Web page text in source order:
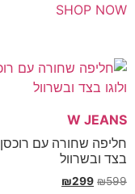
SALE
עם רוכסן ולוגו
₪